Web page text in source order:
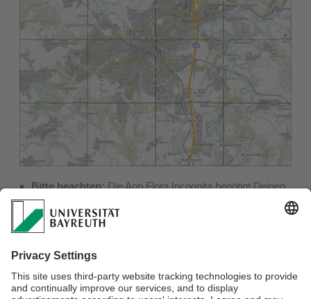
Bitte beachten:Die App Flora Incognita benötigt Deinen
aktuellen Standort. Dafür muss der App grundsätzlich
erlaubt werden, Deine Standort-Daten zu verwenden. (->
Einstellungen -> Apps -> Flora Incognita -> Standort
zulassen)
Dokumentiere Pflanzen, wann immer Du in Bayreuth und
Umgebung unterwegs bist. Aktiviere dabei den Standort
Deines Smartphones.